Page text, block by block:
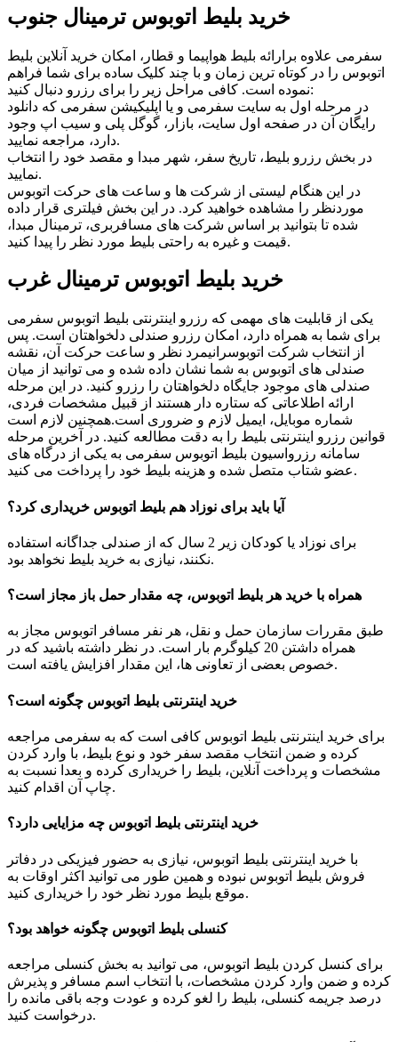
خرید بلیط اتوبوس ترمینال جنوب
سفرمی علاوه برارائه بلیط هواپیما و قطار، امکان خرید آنلاین بلیط
اتوبوس را در کوتاه ترین زمان و با چند کلیک ساده برای شما فراهم
نموده است. کافی مراحل زیر را برای رزرو دنبال کنید:
در مرحله اول به سایت سفرمی و یا اپلیکیشن سفرمی که دانلود
رایگان آن در صفحه اول سایت، بازار، گوگل پلی و سیب اپ وجود
دارد، مراجعه نمایید.
در بخش رزرو بلیط، تاریخ سفر، شهر مبدا و مقصد خود را انتخاب
نمایید.
در این هنگام لیستی از شرکت ها و ساعت های حرکت اتوبوس
موردنظر را مشاهده خواهید کرد. در این بخش فیلتری قرار داده
شده تا بتوانید بر اساس شرکت های مسافربری، ترمینال مبدا،
قیمت و غیره به راحتی بلیط مورد نظر را پیدا کنید.
خرید بلیط اتوبوس ترمینال غرب
یکی از قابلیت های مهمی که رزرو اینترنتی بلیط اتوبوس سفرمی
برای شما به همراه دارد، امکان رزرو صندلی دلخواهتان است. پس
از انتخاب شرکت اتوبوسرانیمرد نظر و ساعت حرکت آن، نقشه
صندلی های اتوبوس به شما نشان داده شده و می توانید از میان
صندلی های موجود جایگاه دلخواهتان را رزرو کنید. در این مرحله
ارائه اطلاعاتی که ستاره دار هستند از قبیل مشخصات فردی،
شماره موبایل، ایمیل لازم و ضروری است.همچنین لازم است
قوانین رزرو اینترنتی بلیط را به دقت مطالعه کنید. در آخرین مرحله
سامانه رزرواسیون بلیط اتوبوس سفرمی به یکی از درگاه های
عضو شتاب متصل شده و هزینه بلیط خود را پرداخت می کنید.
آیا باید برای نوزاد هم بلیط اتوبوس خریداری کرد؟
برای نوزاد یا کودکان زیر 2 سال که از صندلی جداگانه استفاده
نکنند، نیازی به خرید بلیط نخواهد بود.
همراه با خرید هر بلیط اتوبوس، چه مقدار حمل باز مجاز است؟
طبق مقررات سازمان حمل و نقل، هر نفر مسافر اتوبوس مجاز به
همراه داشتن 20 کیلوگرم بار است. در نظر داشته باشید که در
خصوص بعضی از تعاونی ها، این مقدار افزایش یافته است.
خرید اینترنتی بلیط اتوبوس چگونه است؟
برای خرید اینترنتی بلیط اتوبوس کافی است که به سفرمی مراجعه
کرده و ضمن انتخاب مقصد سفر خود و نوع بلیط، با وارد کردن
مشخصات و پرداخت آنلاین، بلیط را خریداری کرده و بعدا نسبت به
چاپ آن اقدام کنید.
خرید اینترنتی بلیط اتوبوس چه مزایایی دارد؟
با خرید اینترنتی بلیط اتوبوس، نیازی به حضور فیزیکی در دفاتر
فروش بلیط اتوبوس نبوده و همین طور می توانید اکثر اوقات به
موقع بلیط مورد نظر خود را خریداری کنید.
کنسلی بلیط اتوبوس چگونه خواهد بود؟
برای کنسل کردن بلیط اتوبوس، می توانید به بخش کنسلی مراجعه
کرده و ضمن وارد کردن مشخصات، با انتخاب اسم مسافر و پذیرش
درصد جریمه کنسلی، بلیط را لغو کرده و عودت وجه باقی مانده را
درخواست کنید.